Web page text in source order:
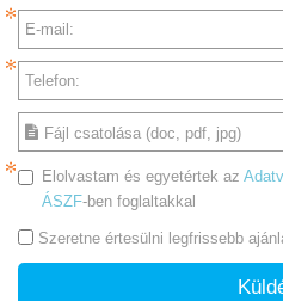
E-mail:
Telefon:
Fájl csatolása (doc, pdf, jpg)
Elolvastam és egyetértek az
ÁSZF-ben foglaltakkal
Szeretne értesülni legfrissebb